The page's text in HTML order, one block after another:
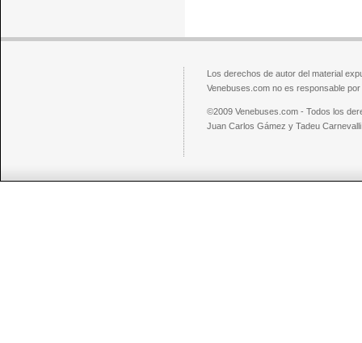
Los derechos de autor del material
Venebuses.com no es responsable
©2009 Venebuses.com - Todos los
Juan Carlos Gámez y Tadeu Carnevalli